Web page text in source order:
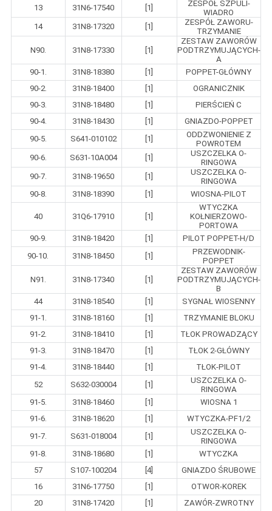
13 31N6-17540 [1]
ZESPÓŁ SZPULI-
WIADRO
14
31N8-17320 [1]
ZESPÓŁ ZAWORU-
TRZYMANIE
N90. 31N8-17330 [1]
ZESTAW ZAWORÓW
PODTRZYMUJĄCYCH-
A
90-1.
31N8-18380 [1]
POPPET-GŁÓWNY
90-2.
31N8-18400 [1]
OGRANICZNIK
90-3.
31N8-18480 [1]
PIERŚCIEŃ C
90-4.
31N8-18430 [1]
GNIAZDO-POPPET
90-5.
S641-010102 [1]
ODDZWONIENIE Z
POWROTEM
90-6.
S631-10A004 [1]
USZCZELKA O-
RINGOWA
90-7.
31N8-19650 [1]
USZCZELKA O-
RINGOWA
90-8.
31N8-18390 [1] WIOSNA-PILOT
40 31Q6-17910 [1]
WTYCZKA
KOŁNIERZOWO-
PORTOWA
90-9.
31N8-18420 [1]
PILOT POPPET-H/D
90-10.
31N8-18450 [1]
PRZEWODNIK-
POPPET
N91. 31N8-17340 [1]
ZESTAW ZAWORÓW
PODTRZYMUJĄCYCH-
B
44
31N8-18540 [1]
SYGNAŁ WIOSENNY
91-1.
31N8-18160 [1]
TRZYMANIE BLOKU
91-2.
31N8-18410 [1]
TŁOK PROWADZĄCY
91-3.
31N8-18470 [1]
TŁOK 2-GŁÓWNY
91-4.
31N8-18440 [1]
TŁOK-PILOT
52
S632-030004 [1]
USZCZELKA O-
RINGOWA
91-5.
31N8-18460 [1]
WIOSNA 1
91-6.
31N8-18620 [1]
WTYCZKA-PF1/2
91-7.
S631-018004 [1]
USZCZELKA O-
RINGOWA
91-8.
31N8-18680 [1]
WTYCZKA
57
S107-100204 [4]
GNIAZDO ŚRUBOWE
16
31N6-17750 [1]
OTWOR-KOREK
20
31N8-17420 [1]
ZAWÓR-ZWROTNY